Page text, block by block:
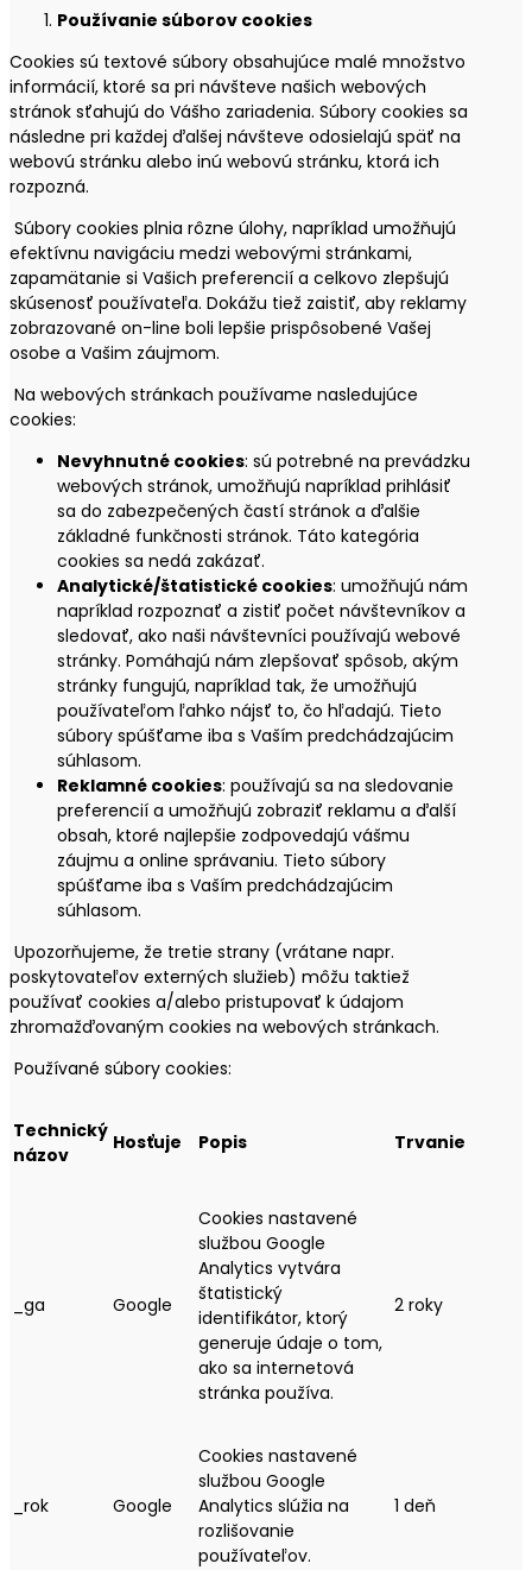
Používanie súborov cookies
Cookies sú textové súbory obsahujúce malé množstvo
informácií, ktoré sa pri návšteve našich webových
stránok sťahujú do Vášho zariadenia. Súbory cookies sa
následne pri každej ďalšej návšteve odosielajú späť na
webovú stránku alebo inú webovú stránku, ktorá ich
rozpozná.
Súbory cookies plnia rôzne úlohy, napríklad umožňujú
efektívnu navigáciu medzi webovými stránkami,
zapamätanie si Vašich preferencií a celkovo zlepšujú
skúsenosť používateľa. Dokážu tiež zaistiť, aby reklamy
zobrazované on-line boli lepšie prispôsobené Vašej
osobe a Vašim záujmom.
Na webových stránkach používame nasledujúce
cookies:
Nevyhnutné cookies: sú potrebné na prevádzku
webových stránok, umožňujú napríklad prihlásiť
sa do zabezpečených častí stránok a ďalšie
základné funkčnosti stránok. Táto kategória
cookies sa nedá zakázať.
Analytické/štatistické cookies: umožňujú nám
napríklad rozpoznať a zistiť počet návštevníkov a
sledovať, ako naši návštevníci používajú webové
stránky. Pomáhajú nám zlepšovať spôsob, akým
stránky fungujú, napríklad tak, že umožňujú
používateľom ľahko nájsť to, čo hľadajú. Tieto
súbory spúšťame iba s Vaším predchádzajúcim
súhlasom.
Reklamné cookies: používajú sa na sledovanie
preferencií a umožňujú zobraziť reklamu a ďalší
obsah, ktoré najlepšie zodpovedajú vášmu
záujmu a online správaniu. Tieto súbory
spúšťame iba s Vaším predchádzajúcim
súhlasom.
Upozorňujeme, že tretie strany (vrátane napr.
poskytovateľov externých služieb) môžu taktiež
používať cookies a/alebo pristupovať k údajom
zhromažďovaným cookies na webových stránkach.
Používané súbory cookies:
Technický
názov
Hosťuje Popis Trvanie
_ga Google
Cookies nastavené
službou Google
Analytics vytvára
štatistický
identifikátor, ktorý
generuje údaje o tom,
ako sa internetová
stránka používa.
2 roky
_rok Google
Cookies nastavené
službou Google
Analytics slúžia na
rozlišovanie
používateľov.
1 deň